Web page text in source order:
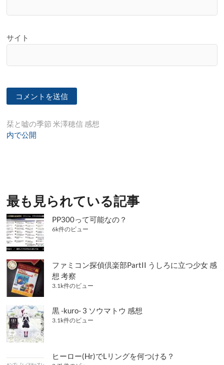
サイト
投
稿
ー
シ
ョ
ン
栞と嘘の季節 米澤穂信 感想
内で公開
最も見られている記事
PP300って可能なの？
6k件のビュー
ファミコン探偵倶楽部PartII うしろに立つ少女 感
想 考察
3.1k件のビュー
黒 -kuro- 3 ソウマトウ 感想
3.1k件のビュー
ヒーロー(Hr)でLリングを何つける？